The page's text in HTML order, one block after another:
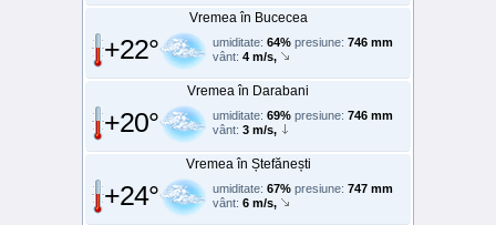
Vremea în Bucecea
+22° umiditate: 64% presiune: 746 mm
vânt: 4 m/s,
Vremea în Darabani
+20° umiditate: 69% presiune: 746 mm
vânt: 3 m/s,
Vremea în Ștefănești
+24° umiditate: 67% presiune: 747 mm
vânt: 6 m/s,